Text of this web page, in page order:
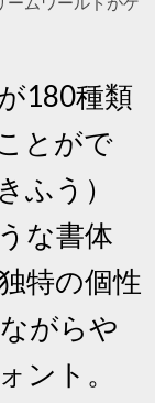
180種類
とがで
ふう）
な書体
特の個性
がらや
ント。